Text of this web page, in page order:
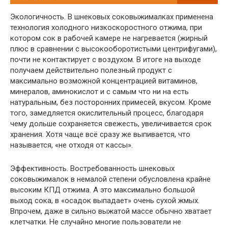
Экологичность. В шнековых соковыжималках применена
технология холодного низкоскоростного отжима, при
котором сок в рабочей камере не нагревается (жирный
плюс в сравнении с высокооборотистыми центрифугами),
почти не контактирует с воздухом. В итоге на выходе
получаем действительно полезный продукт с
максимально возможной концентрацией витаминов,
минералов, аминокислот и с самым что ни на есть
натуральным, без посторонних примесей, вкусом. Кроме
того, замедляется окислительный процесс, благодаря
чему дольше сохраняется свежесть, увеличивается срок
хранения. Хотя чаще всё сразу же выпивается, что
называется, «не отходя от кассы».
Эффективность. Востребованность шнековых
соковыжималок в немалой степени обусловлена крайне
высоким КПД отжима. А это максимально большой
выход сока, в «осадок выпадает» очень сухой жмых.
Впрочем, даже в сильно выжатой массе обычно хватает
клетчатки. Не случайно многие пользователи не